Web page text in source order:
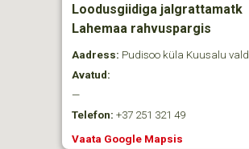
Loodusgiidiga jalgrattamatk
Lahemaa rahvuspargis
Aadress: Pudisoo küla Kuusalu vald
Avatud:
—
Telefon: +37 251 321 49
Vaata Google Mapsis